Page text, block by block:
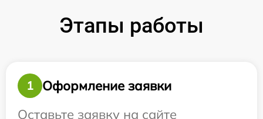
Этапы работы
1
Оформление заявки
Оставьте заявку на сайте